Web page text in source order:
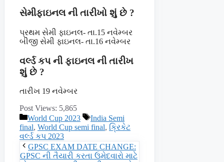
સેમીફાઇનલ ની તારીખો શું છે ?
પ્રથમ સેમી ફાઇનલ- તા.15 નવેમ્બર
બીજી સેમી ફાઇનલ- તા.16 નવેમ્બર
વર્લ્ડ કપ ની ફાઇનલ ની તારીખ
શું છે ?
તારીખ 19 નવેમ્બર
Post Views: 5,865
Categories
World Cup 2023 Tags
India Semi
final, World Cup semi final, ક્રિકેટ
વર્લ્ડ કપ 2023
GPSC EXAM DATE CHANGE:
GPSC ની તૈયારી કરતા ઉમેદવારો માટે